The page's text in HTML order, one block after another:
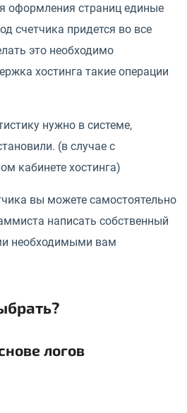
оформления страниц единые
счетчика придется во все
это необходимо
хостинга такие операции
нужно в системе,
(в случае с
кабинете хостинга)
вы можете самостоятельно
написать собственный
необходимыми вам
логов